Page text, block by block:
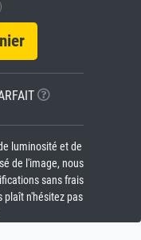
luminosité et de
de l'image, nous
sans frais
plaît n'hésitez pas